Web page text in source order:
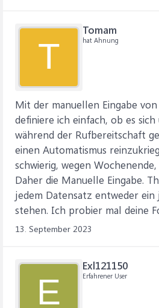
T
Tomam
hat Ahnung
Mit der manuellen Eingabe
definiere ich einfach, ob es sich
während der Rufbereitschaft
einen Automatismus
schwierig, wegen Wochenende,
Daher die Manuelle Eingabe.
jedem Datensatz entweder ein
stehen. Ich probier mal deine
13. September 2023
E
Exl121150
Erfahrener User